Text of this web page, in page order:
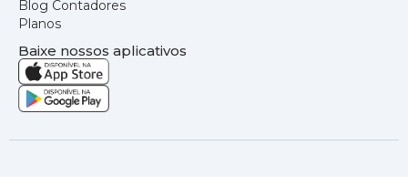
Blog Contadores
Planos
Baixe nossos aplicativos